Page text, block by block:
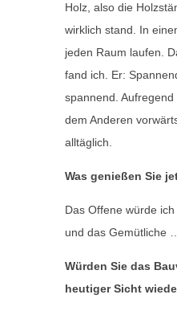
Holz, also die
wirklich stand. In
jeden Raum laufen.
fand ich. Er:
spannend.
dem Anderen
alltäglich.
Was genießen Sie
Das Offene würde
und das Gemütliche
Würden Sie das
heutiger Sicht